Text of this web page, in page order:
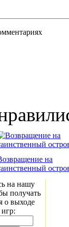
на
на нашу
получать
о выходе